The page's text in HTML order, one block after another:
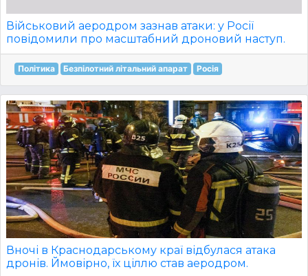
Військовий аеродром зазнав атаки: у Росії
повідомили про масштабний дроновий наступ.
Політика Безпілотний літальний апарат Росія
Вночі в Краснодарському краї відбулася атака
дронів. Ймовірно, їх ціллю став аеродром.